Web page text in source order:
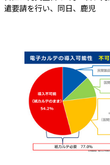
遣要請を行い、同日、鹿児